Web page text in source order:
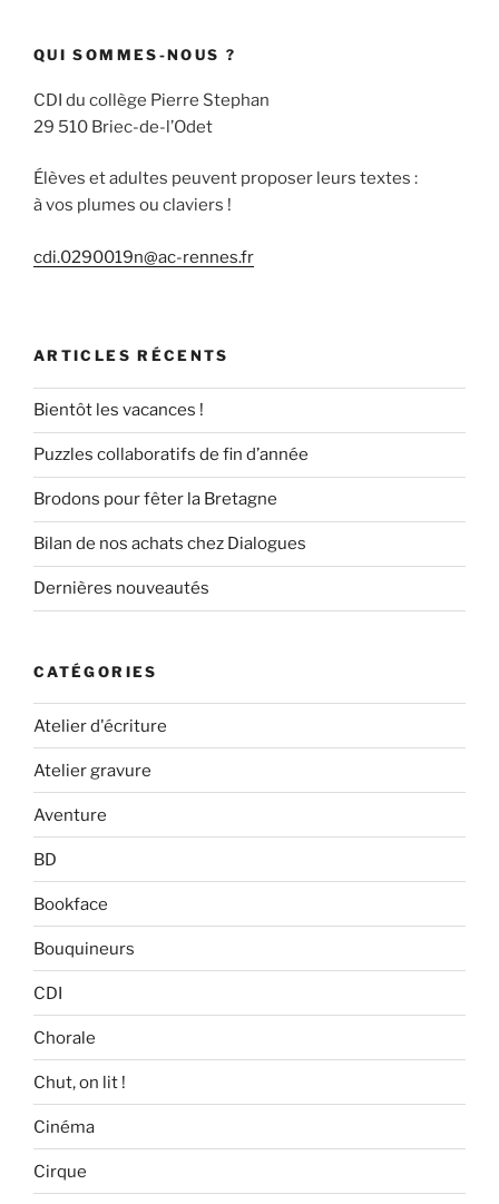
QUI SOMMES-NOUS ?
CDI du collège Pierre Stephan
29 510 Briec-de-l’Odet
Élèves et adultes peuvent proposer leurs textes :
à vos plumes ou claviers !
cdi.0290019n@ac-rennes.fr
ARTICLES RÉCENTS
Bientôt les vacances !
Puzzles collaboratifs de fin d’année
Brodons pour fêter la Bretagne
Bilan de nos achats chez Dialogues
Dernières nouveautés
CATÉGORIES
Atelier d'écriture
Atelier gravure
Aventure
BD
Bookface
Bouquineurs
CDI
Chorale
Chut, on lit !
Cinéma
Cirque